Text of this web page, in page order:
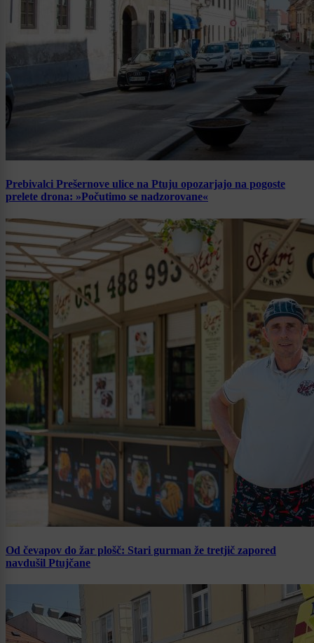
Prebivalci Prešernove ulice na Ptuju opozarjajo na pogoste
prelete drona: »Počutimo se nadzorovane«
Od čevapov do žar plošč: Stari gurman že tretjič zapored
navdušil Ptujčane